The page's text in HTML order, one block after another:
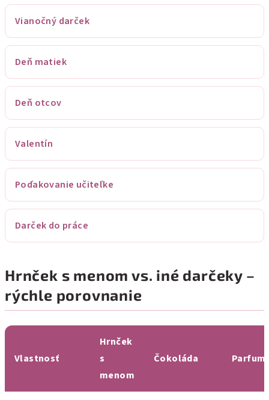
Vianočný darček
Deň matiek
Deň otcov
Valentín
Poďakovanie učiteľke
Darček do práce
Hrnček s menom vs. iné darčeky –
rýchle porovnanie
Vlastnosť
Hrnček
s
menom
Čokoláda Parfum